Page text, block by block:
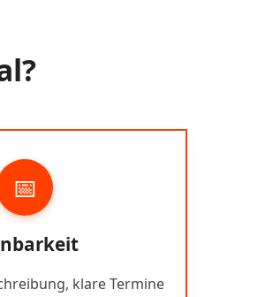
📅
klare Termine